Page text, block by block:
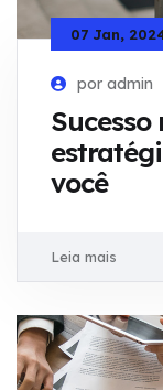
07 Jan,
por admin
você
Leia mais